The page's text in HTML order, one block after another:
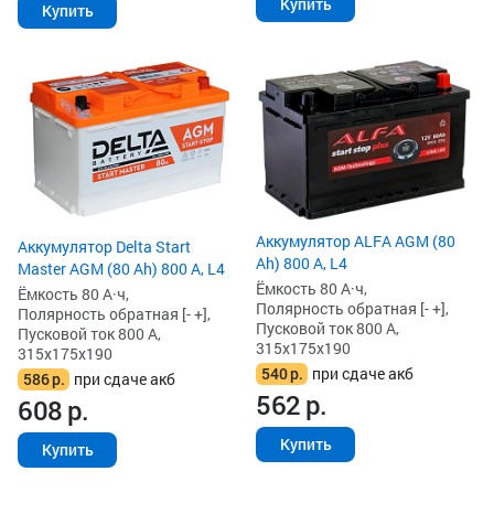
Купить Купить
Аккумулятор Delta Start
Master AGM (80 Ah) 800 А, L4
Ёмкость 80 А·ч,
Полярность обратная [- +],
Пусковой ток 800 А,
315x175x190
586р. при сдаче акб
608р.
Купить
Аккумулятор ALFA AGM (80
Ah) 800 А, L4
Ёмкость 80 А·ч,
Полярность обратная [- +],
Пусковой ток 800 А,
315x175x190
540р. при сдаче акб
562р.
Купить